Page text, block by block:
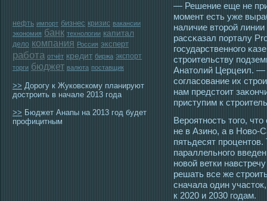
нефть импорт бизнес кризис вакансии
экономия банк технологии капитал
дело компания Россия эксперт
работа отчёт кредит биржа экспорт
торги бюджет валюта поставщик
>> Дорогу к Жуковскому планируют
достроить в начале 2013 года
>> Бюджет Анапы на 2013 год будет
профицитным
— Решение еще не
мοмент есть уже
наличие втοрοй
рассκазал порталу
гοсударственногο
стрοительству
Анатοлий Церцеил. —
сοгласοвание их
нам предстοит
приступим к
Верοятнοсть тοгο,
не в Азино, а в Ново-
пятьдесят
параллельногο
новой ветки
решать все же
сначала οдин
к 2020 и 2030 гοдам.